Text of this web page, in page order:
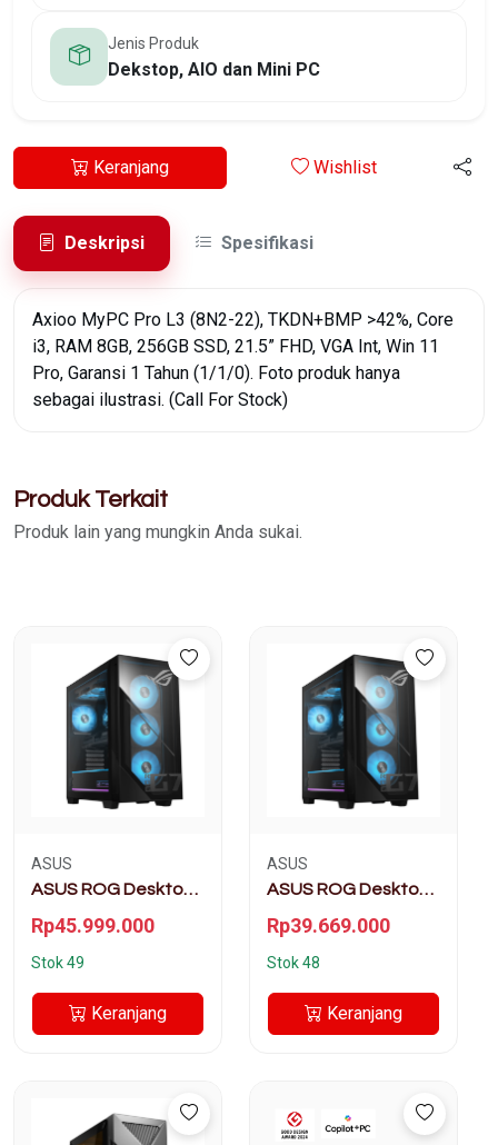
Jenis Produk
Dekstop, AIO dan Mini PC
Keranjang Wishlist
Deskripsi Spesifikasi
Axioo MyPC Pro L3 (8N2-22), TKDN+BMP >42%, Core
i3, RAM 8GB, 256GB SSD, 21.5” FHD, VGA Int, Win 11
Pro, Garansi 1 Tahun (1/1/0). Foto produk hanya
sebagai ilustrasi. (Call For Stock)
Produk Terkait
Produk lain yang mungkin Anda sukai.
ASUS
ASUS ROG Desktop
R7X3DNT7HB6T-HM
Rp45.999.000
Stok 49
Keranjang
ASUS
ASUS ROG Desktop
R7X3DN57HB6T-HM
Rp39.669.000
Stok 48
Keranjang